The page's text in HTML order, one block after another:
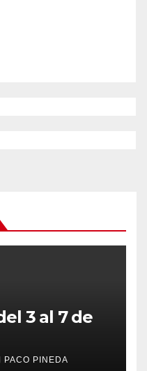
3 al 7 de
PACO PINEDA